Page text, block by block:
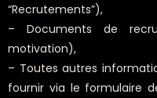
“Recrutements”),
– Documents de
motivation),
– Toutes autres
fournir via le formulaire